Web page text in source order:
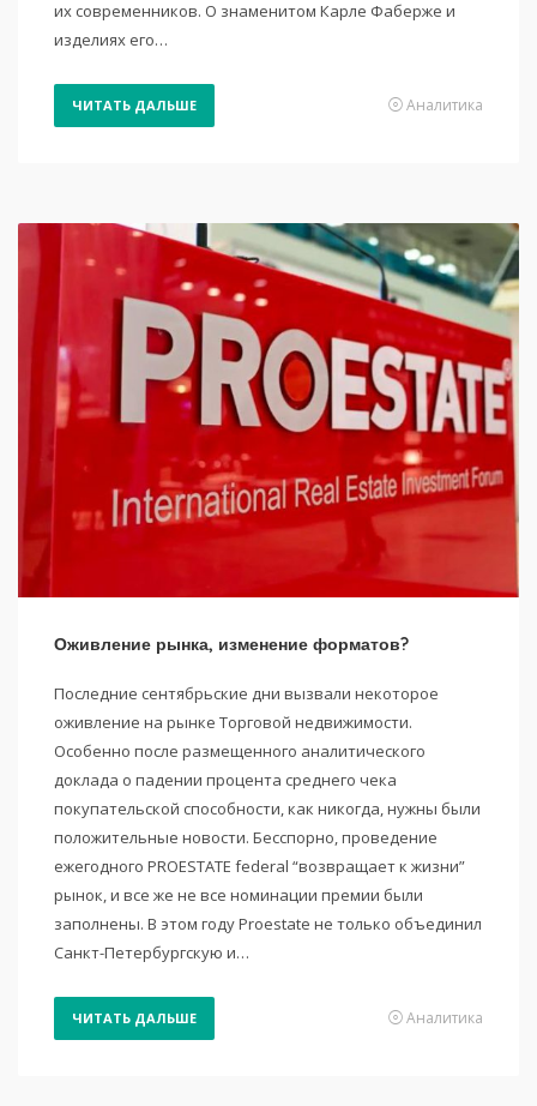
их современников. О знаменитом Карле Фаберже и
изделиях его…
ЧИТАТЬ ДАЛЬШЕ Аналитика
Оживление рынка, изменение форматов?
Последние сентябрьские дни вызвали некоторое
оживление на рынке Торговой недвижимости.
Особенно после размещенного аналитического
доклада о падении процента среднего чека
покупательской способности, как никогда, нужны были
положительные новости. Бесспорно, проведение
ежегодного PROESTATE federal “возвращает к жизни”
рынок, и все же не все номинации премии были
заполнены. В этом году Proestate не только объединил
Санкт-Петербургскую и…
ЧИТАТЬ ДАЛЬШЕ Аналитика